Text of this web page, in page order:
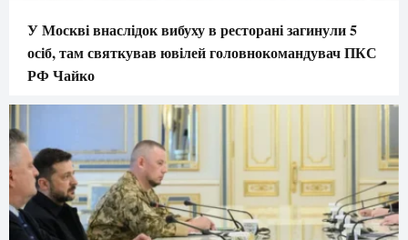
У Москві внаслідок вибуху в ресторані загинули 5
осіб, там святкував ювілей головнокомандувач ПКС
РФ Чайко